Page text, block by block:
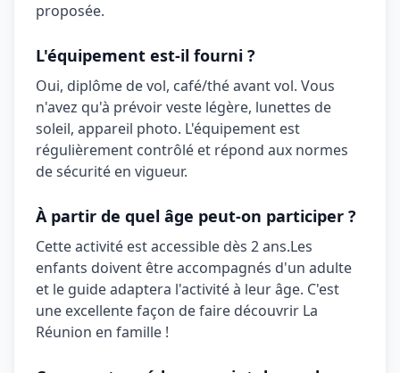
proposée.
L'équipement est-il fourni ?
Oui, diplôme de vol, café/thé avant vol. Vous
n'avez qu'à prévoirveste légère, lunettes de
soleil, appareil photo. L'équipement est
régulièrement contrôlé et répond aux normes
de sécurité en vigueur.
À partir de quel âge peut-on participer ?
Cette activité est accessible dès 2 ans.Les
enfants doivent être accompagnés d'un adulte
et le guide adaptera l'activité à leur âge. C'est
une excellente façon de faire découvrir La
Réunion en famille !